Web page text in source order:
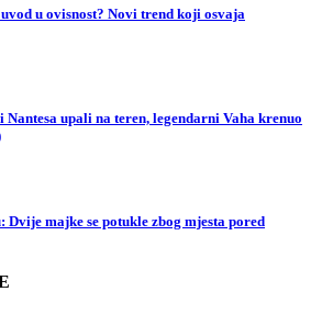
u ovisnost? Novi trend koji osvaja
upali na teren, legendarni Vaha krenuo
majke se potukle zbog mjesta pored